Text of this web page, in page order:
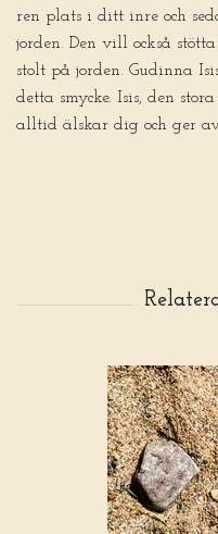
ren plats i ditt inre och
jorden. Den vill också
stolt på jorden. Gudinna
detta smycke. Isis, den
alltid älskar dig och ger